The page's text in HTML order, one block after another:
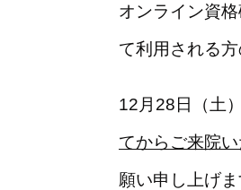
オンライン資
て利用される
12月28日（土
てからご来院
願い申し上げま